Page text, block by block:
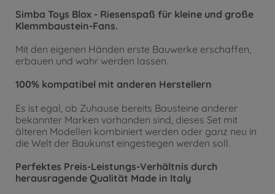
Simba Toys Blox - Riesenspaß für kleine und große
Klemmbaustein-Fans.
Mit den eigenen Händen erste Bauwerke erschaffen,
erbauen und wahr werden lassen.
100% kompatibel mit anderen Herstellern
Es ist egal, ob Zuhause bereits Bausteine anderer
bekannter Marken vorhanden sind, dieses Set mit
älteren Modellen kombiniert werden oder ganz neu in
die Welt der Baukunst eingestiegen werden soll.
Perfektes Preis-Leistungs-Verhältnis durch
herausragende Qualität Made in Italy